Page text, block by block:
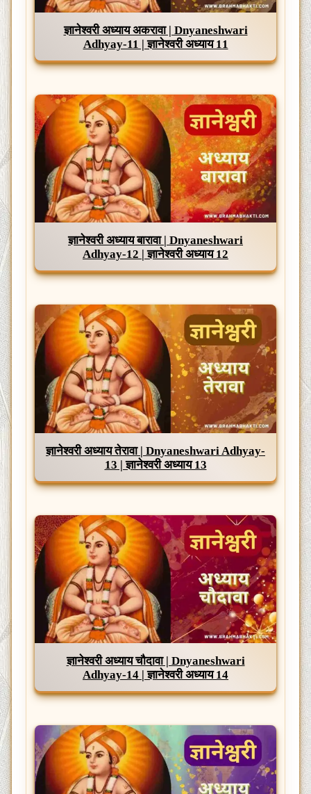
ज्ञानेश्वरी अध्याय अकरावा | Dnyaneshwari
Adhyay-11 | ज्ञानेश्वरी अध्याय 11
ज्ञानेश्वरी अध्याय बारावा | Dnyaneshwari
Adhyay-12 | ज्ञानेश्वरी अध्याय 12
ज्ञानेश्वरी अध्याय तेरावा | Dnyaneshwari Adhyay-
13 | ज्ञानेश्वरी अध्याय 13
ज्ञानेश्वरी अध्याय चौदावा | Dnyaneshwari
Adhyay-14 | ज्ञानेश्वरी अध्याय 14